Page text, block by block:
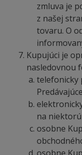
zmluva je
z našej
tovaru. O
Kupujúci je
nasledovnou
telefonicky
na
osobne